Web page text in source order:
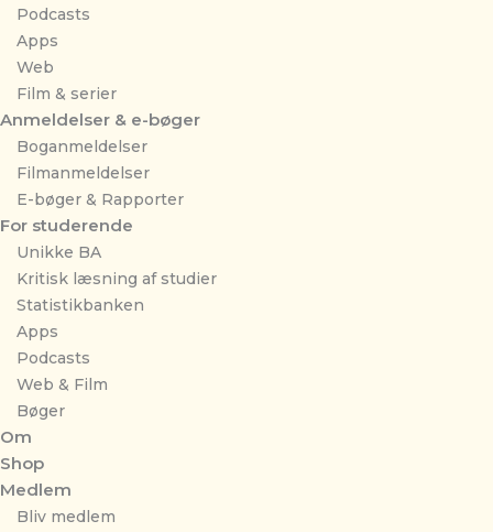
Podcasts
Apps
Web
Film & serier
Anmeldelser & e-bøger
Boganmeldelser
Filmanmeldelser
E-bøger & Rapporter
For studerende
Unikke BA
Kritisk læsning af studier
Statistikbanken
Apps
Podcasts
Web & Film
Bøger
Om
Shop
Medlem
Bliv medlem